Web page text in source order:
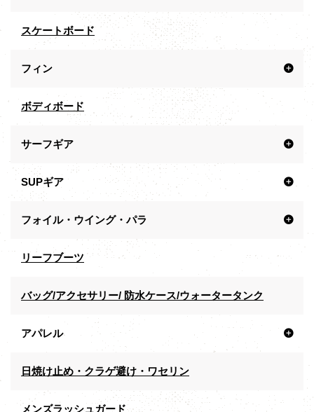
スケートボード
フィン
ボディボード
サーフギア
SUPギア
フォイル・ウイング・パラ
リーフブーツ
バッグ/アクセサリー/ 防水ケース/ウォータータンク
アパレル
日焼け止め・クラゲ避け・ワセリン
メンズラッシュガード